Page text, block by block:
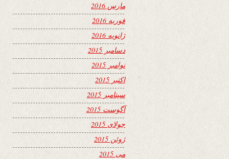
مارس 2016
فوریه 2016
ژانویه 2016
دسامبر 2015
نوامبر 2015
اکتبر 2015
سپتامبر 2015
آگوست 2015
جولای 2015
ژوئن 2015
می 2015